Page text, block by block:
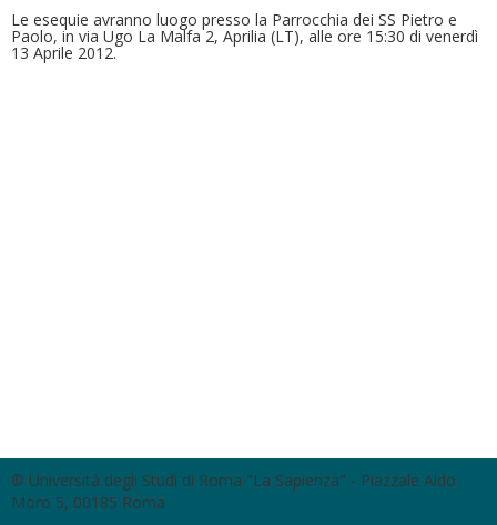
Le esequie avranno luogo presso la Parrocchia dei SS Pietro e
Paolo, in via Ugo La Malfa 2, Aprilia (LT), alle ore 15:30 di venerdì
13 Aprile 2012.
© Università degli Studi di Roma "La Sapienza" - Piazzale Aldo
Moro 5, 00185 Roma